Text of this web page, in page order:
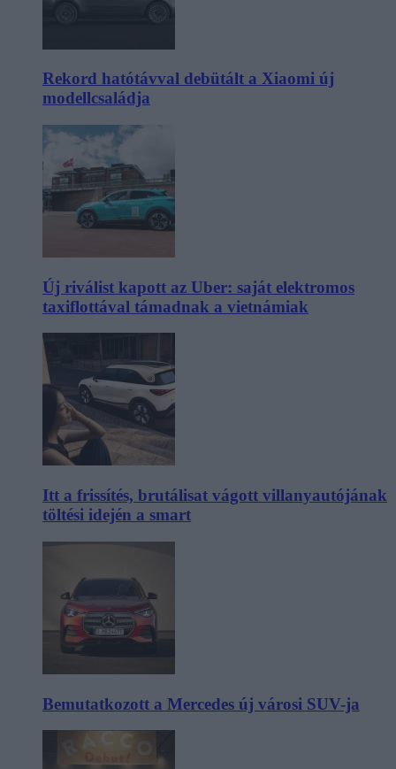
Rekord hatótávval debütált a Xiaomi új
modellcsaládja
Új riválist kapott az Uber: saját elektromos
taxiflottával támadnak a vietnámiak
Itt a frissítés, brutálisat vágott villanyautójának
töltési idején a smart
Bemutatkozott a Mercedes új városi SUV-ja